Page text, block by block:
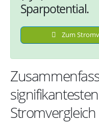
Sparpotential.
Zum